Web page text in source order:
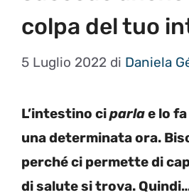
colpa del tuo
5 Luglio 2022 di Daniela
L’intestino ciparlae lo
una determinata ora.
perché ci permette di
di salute si trova.